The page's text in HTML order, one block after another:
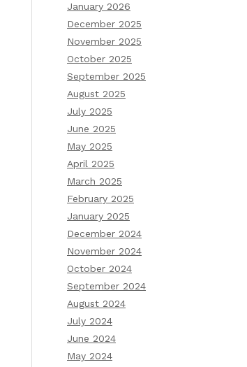
January 2026
December 2025
November 2025
October 2025
September 2025
August 2025
July 2025
June 2025
May 2025
April 2025
March 2025
February 2025
January 2025
December 2024
November 2024
October 2024
September 2024
August 2024
July 2024
June 2024
May 2024